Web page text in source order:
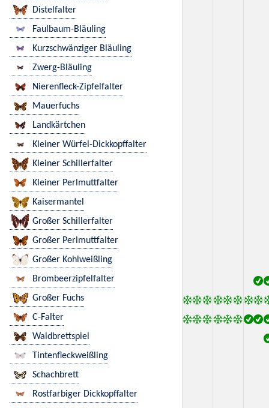
Distelfalter
Faulbaum-Bläuling
Kurzschwänziger Bläuling
Zwerg-Bläuling
Nierenfleck-Zipfelfalter
Mauerfuchs
Landkärtchen
Kleiner Würfel-Dickkopffalter
Kleiner Schillerfalter
Kleiner Perlmuttfalter
Kaisermantel
Großer Schillerfalter
Großer Perlmuttfalter
Großer Kohlweißling
Brombeerzipfelfalter
Großer Fuchs
C-Falter
Waldbrettspiel
Tintenfleckweißling
Schachbrett
Rostfarbiger Dickkopffalter